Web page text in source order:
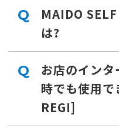
Q
MAIDO
は?
Q
お店のイン
時でも使用
REGI]